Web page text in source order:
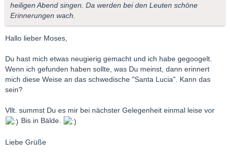
heiligen Abend singen. Da werden bei den Leuten schöne
Erinnerungen wach.
Hallo lieber Moses,
Du hast mich etwas neugierig gemacht und ich habe gegoogelt.
Wenn ich gefunden haben sollte, was Du meinst, dann erinnert
mich diese Weise an das schwedische "Santa Lucia". Kann das
sein?
Vllt. summst Du es mir bei nächster Gelegenheit einmal leise vor
Bis in Bälde.
Liebe Grüße